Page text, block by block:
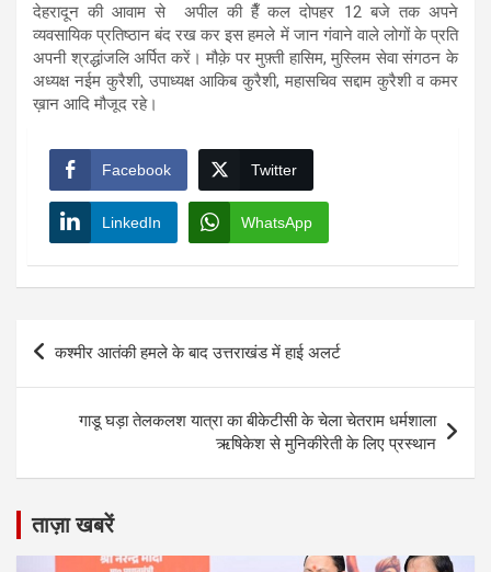
देहरादून की आवाम से अपील की हैँ कल दोपहर 12 बजे तक अपने
व्यवसायिक प्रतिष्ठान बंद रख कर इस हमले में जान गंवाने वाले लोगों के प्रति
अपनी श्रद्धांजलि अर्पित करें। मौक़े पर मुफ़्ती हासिम, मुस्लिम सेवा संगठन के
अध्यक्ष नईम कुरैशी, उपाध्यक्ष आकिब कुरैशी, महासचिव सद्दाम कुरैशी व कमर
ख़ान आदि मौजूद रहे।
Facebook Twitter
LinkedIn WhatsApp
Post
कश्मीर आतंकी हमले के बाद उत्तराखंड में हाई अलर्ट
गाडू घड़ा तेलकलश यात्रा का बीकेटीसी के चेला चेतराम धर्मशाला
ऋषिकेश से मुनिकीरेती के लिए प्रस्थान
ताज़ा खबरें